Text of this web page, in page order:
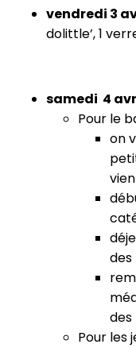
vendredi 3
dolittle’, 1
samedi 4
Pour le
on
des
Pour les